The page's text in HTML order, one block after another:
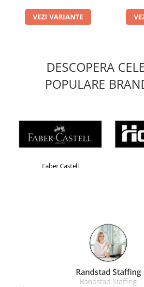
Masti de protectie respiratorie
Sepci, caciuli si esarfe
Sosete de lucru
Diverse accesorii
Comunicare si prezentare
Flipchart-uri
Electronice si accesorii tech
Adaptoare de calatorie
VEZI VARIANTE
DESCOPERA
POPULARE
Faber Castell
Randstad Staffing
Randstad Staffing